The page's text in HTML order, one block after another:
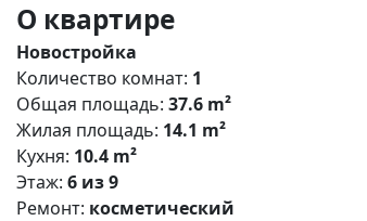
О квартире
Новостройка
Количество комнат: 1
Общая площадь: 37.6 m²
Жилая площадь: 14.1 m²
Кухня: 10.4 m²
Этаж: 6 из 9
Ремонт: косметический